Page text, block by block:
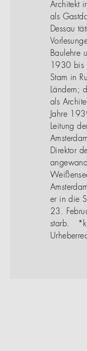
Architekt
als
Dessau
Baulehre
1930
Stam in
Ländern;
als
Jahre
Leitung
Direktor
er in die
23.
starb.